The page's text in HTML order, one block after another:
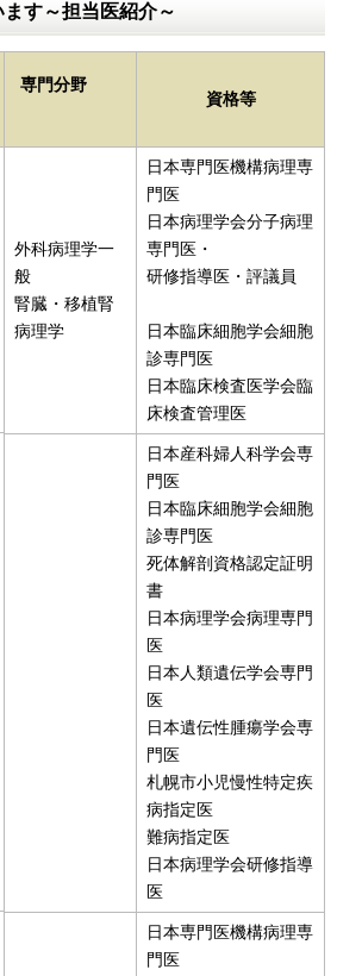
す～担当医紹介～
専門分野
資格等
外科病理学一
般
腎臓・移植腎
病理学
日本専門医機構病理専
門医
日本病理学会分子病理
専門医・
研修指導医・評議員
日本臨床細胞学会細胞
診専門医
日本臨床検査医学会臨
床検査管理医
日本産科婦人科学会専
門医
日本臨床細胞学会細胞
診専門医
死体解剖資格認定証明
書
日本病理学会病理専門
医
日本人類遺伝学会専門
医
日本遺伝性腫瘍学会専
門医
札幌市小児慢性特定疾
病指定医
難病指定医
日本病理学会研修指導
医
日本専門医機構病理専
門医